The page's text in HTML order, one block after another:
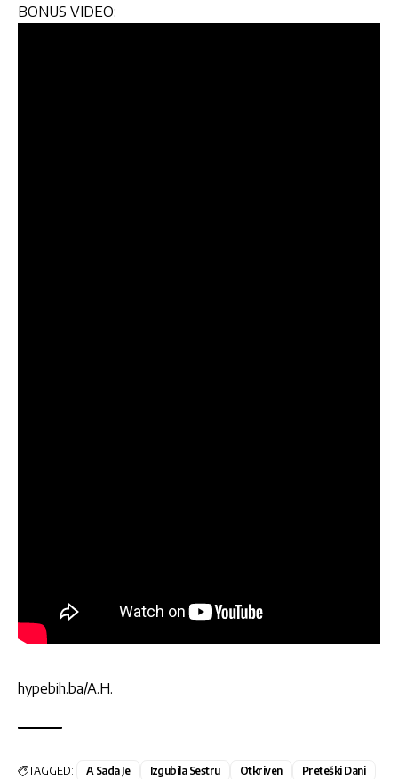
BONUS VIDEO:
hypebih.ba/A.H.
TAGGED: A Sada Je Izgubila Sestru Otkriven
Preteški Dani